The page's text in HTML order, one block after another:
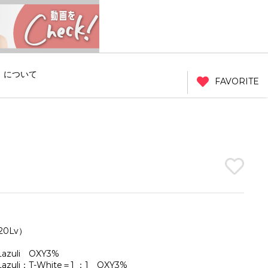
について
FAVORITE
）
OXY3%
：T-White＝1 ：1 OXY3%